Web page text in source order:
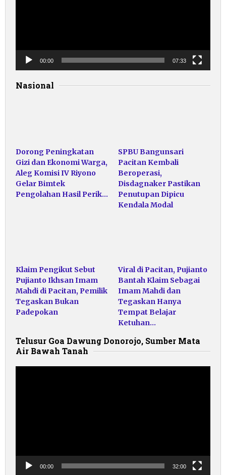
00:00 07:33
Nasional
Dorong Peningkatan
Gizi dan Ekonomi Warga,
Aleg Komisi IV Riyono
Gelar Bimtek
Pengolahan Hasil Perik…
SPBU Bangunsari
Pacitan Kembali
Beroperasi,
Disdagnaker Pastikan
Penutupan Dipicu
Kendala Modal
Klaim Pengikut Sebut
Pujianto Ikhsan Imam
Mahdi di Pacitan, Pemilik
Tegaskan Bukan
Padepokan
Viral di Pacitan, Pujianto
Bantah Klaim Sebagai
Imam Mahdi dan
Tegaskan Hanya
Tempat Belajar
Ketuhan…
Telusur Goa Dawung Donorojo, Sumber Mata
Air Bawah Tanah
00:00 32:00